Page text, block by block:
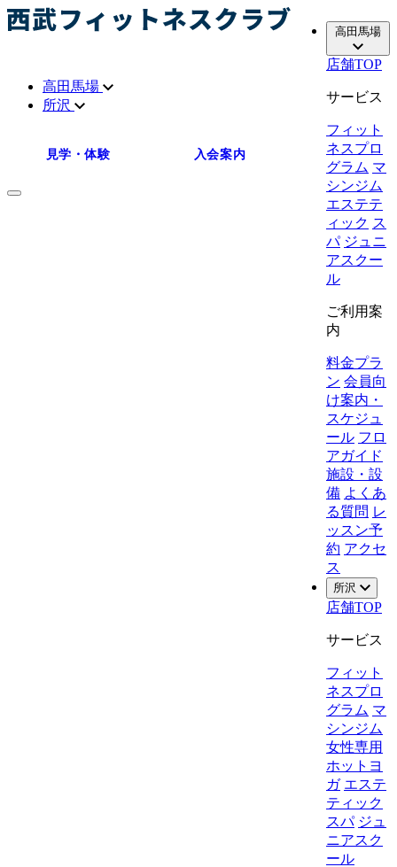
高田馬場
所沢
見学・体験 入会案内
高田馬場
店舗TOP
サービス
フィット
ネスプロ
グラム マ
シンジム
エステテ
ィック ス
パ ジュニ
アスクー
ル
ご利用案
内
料金プラ
ン 会員向
け案内・
スケジュ
ール フロ
アガイド
施設・設
備 よくあ
る質問 レ
ッスン予
約 アクセ
ス
所沢
店舗TOP
サービス
フィット
ネスプロ
グラム マ
シンジム
女性専用
ホットヨ
ガ エステ
ティック
スパ ジュ
ニアスク
ール